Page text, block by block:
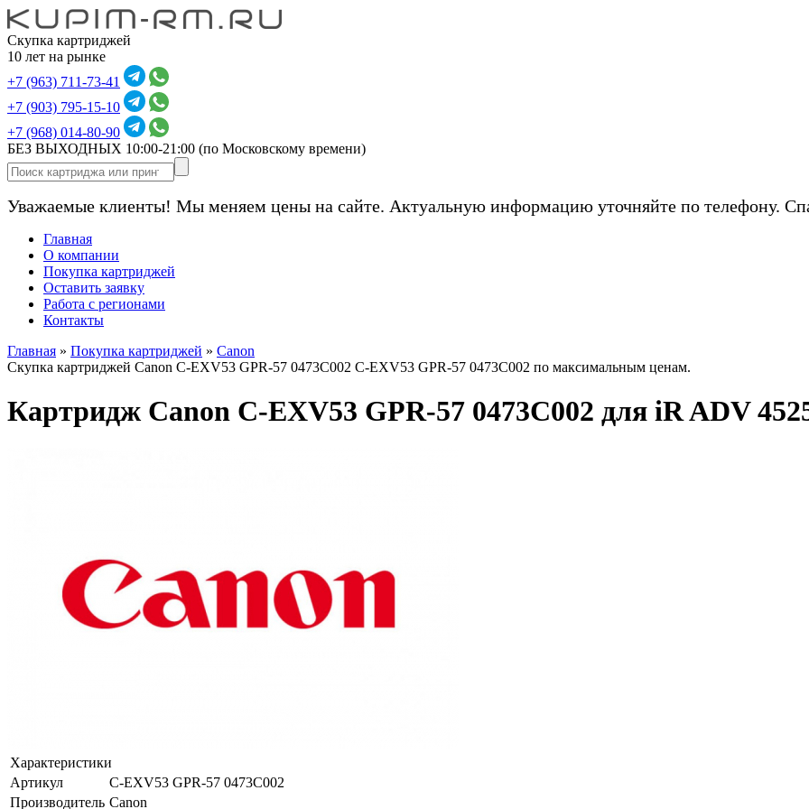
Скупка картриджей
10 лет на рынке
+7 (963) 711-73-41
+7 (903) 795-15-10
+7 (968) 014-80-90
БЕЗ ВЫХОДНЫХ 10:00-21:00 (по Московскому времени)
Уважаемые клиенты! Мы меняем цены на сайте. Актуальную информацию уточняйте по телефону.
Главная
О компании
Покупка картриджей
Оставить заявку
Работа с регионами
Контакты
Главная » Покупка картриджей » Canon
Скупка картриджей Canon C-EXV53 GPR-57 0473C002 C-EXV53 GPR-57 0473C002 по максимальным ценам.
Картридж Canon C-EXV53 GPR-57 0473C002 для iR ADV
Характеристики
Артикул
C-EXV53 GPR-57 0473C002
Производитель Canon